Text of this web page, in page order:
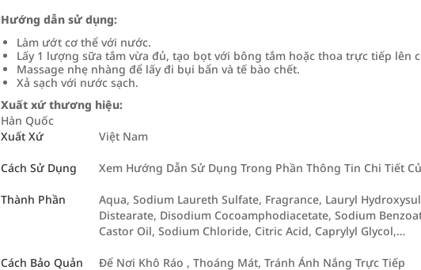
Hướng dẫn sử dụng:
Làm ướt cơ thể với nước.
Lấy 1 lượng sữa tắm vừa đủ, tạo bọt với bông tắm hoặc thoa trực tiếp lên
Massage nhẹ nhàng để lấy đi bụi bẩn và tế bào chết.
Xả sạch với nước sạch.
Xuất xứ thương hiệu:
Hàn Quốc
Xuất Xứ
Việt Nam
Cách Sử Dụng Xem Hướng Dẫn Sử Dụng Trong Phần Thông Tin Chi Tiết
Thành Phần
Aqua, Sodium Laureth Sulfate, Fragrance, Lauryl
Distearate, Disodium Cocoamphodiacetate, Sodium
Castor Oil, Sodium Chloride, Citric Acid, Caprylyl Glycol,…
Cách Bảo Quản Để Nơi Khô Ráo , Thoáng Mát, Tránh Ánh Nắng Trực Tiếp